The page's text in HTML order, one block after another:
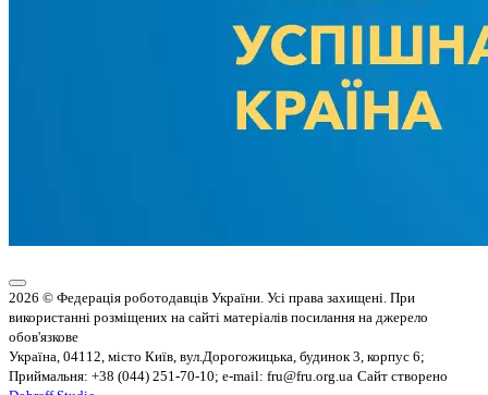
2026 © Федерація роботодавців України. Усі права захищені. При
використанні розміщених на сайті матеріалів посилання на джерело
обов'язкове
Україна, 04112, місто Київ, вул.Дорогожицька, будинок 3, корпус 6;
Приймальня: +38 (044) 251-70-10; e-mail: fru@fru.org.ua Сайт створено